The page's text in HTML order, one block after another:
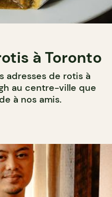
à Toronto
adresses de rotis à
au centre-ville que
à nos amis.